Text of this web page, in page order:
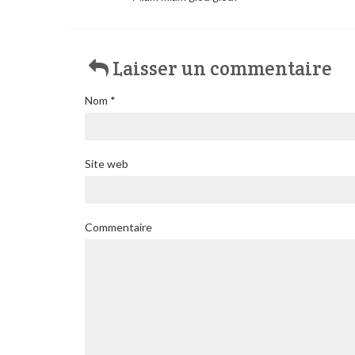
Laisser un commentaire
Nom *
Site web
Commentaire